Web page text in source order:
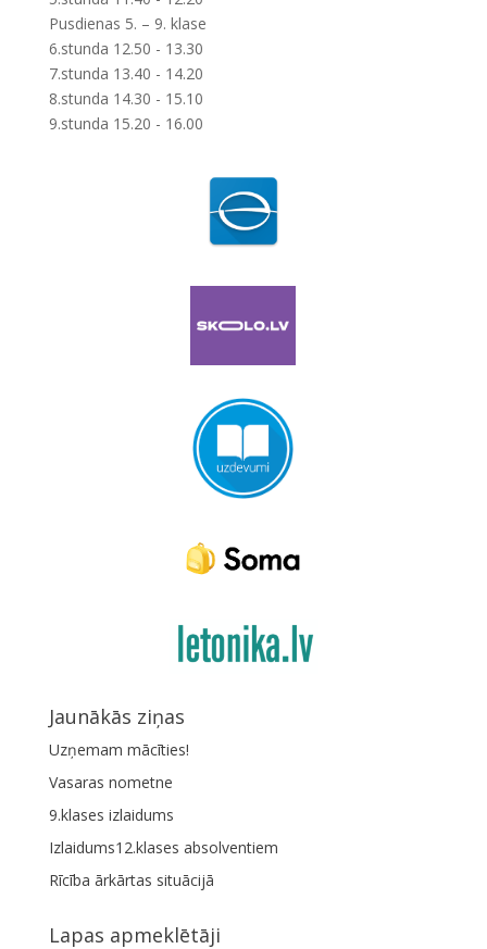
Pusdienas 5. – 9. klase
6.stunda 12.50 - 13.30
7.stunda 13.40 - 14.20
8.stunda 14.30 - 15.10
9.stunda 15.20 - 16.00
Jaunākās ziņas
Uzņemam mācīties!
Vasaras nometne
9.klases izlaidums
Izlaidums12.klases absolventiem
Rīcība ārkārtas situācijā
Lapas apmeklētāji